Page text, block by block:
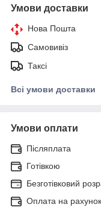
Умови доставки
Нова Пошта
Самовивіз
Таксі
Всі умови доставки
Умови оплати
Післяплата
Готівкою
Безготівковий
Оплата на